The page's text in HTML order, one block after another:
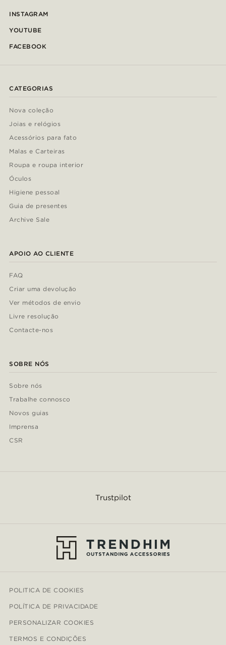
INSTAGRAM
YOUTUBE
FACEBOOK
CATEGORIAS
Nova coleção
Joias e relógios
Acessórios para fato
Malas e Carteiras
Roupa e roupa interior
Óculos
Higiene pessoal
Guia de presentes
Archive Sale
APOIO AO CLIENTE
FAQ
Criar uma devolução
Ver métodos de envio
Livre resolução
Contacte-nos
SOBRE NÓS
Sobre nós
Trabalhe connosco
Novos guias
Imprensa
CSR
Trustpilot
POLITICA DE COOKIES
POLÍTICA DE PRIVACIDADE
PERSONALIZAR COOKIES
TERMOS E CONDIÇÕES